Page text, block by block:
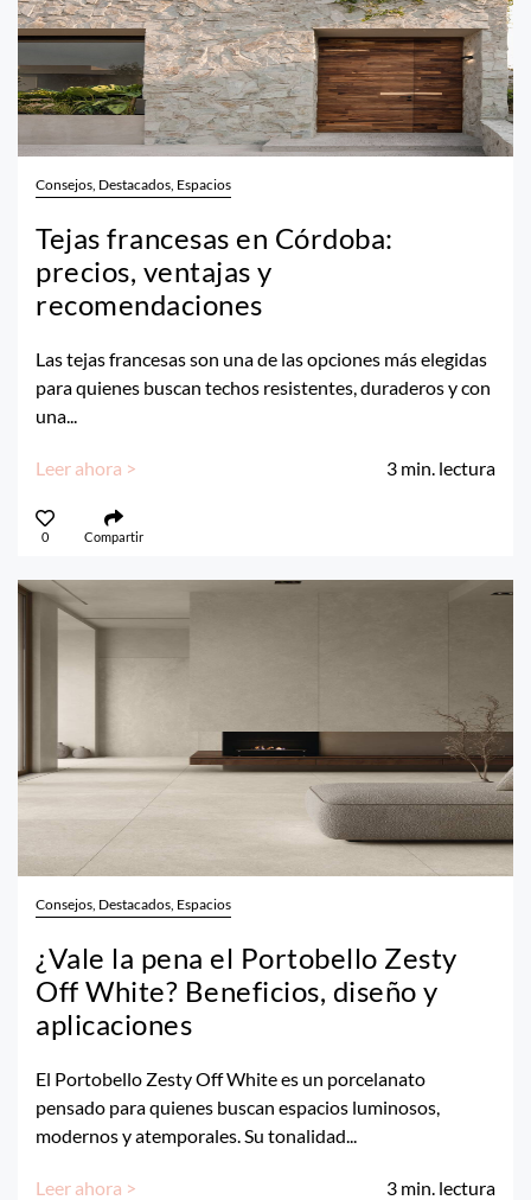
Consejos, Destacados, Espacios
Tejas francesas en Córdoba:
precios, ventajas y
recomendaciones
Las tejas francesas son una de las opciones más elegidas
para quienes buscan techos resistentes, duraderos y con
una...
Leer ahora > 3 min. lectura
0 Compartir
Consejos, Destacados, Espacios
¿Vale la pena el Portobello Zesty
Off White? Beneficios, diseño y
aplicaciones
El Portobello Zesty Off White es un porcelanato
pensado para quienes buscan espacios luminosos,
modernos y atemporales. Su tonalidad...
Leer ahora > 3 min. lectura